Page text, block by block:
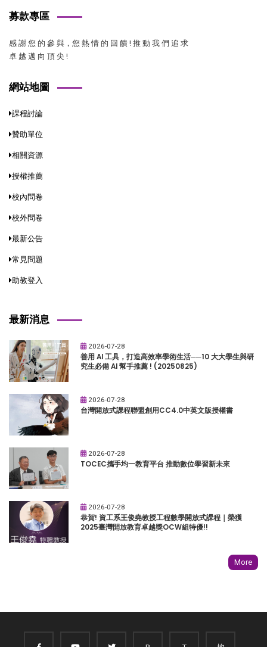
募款專區
感 謝 您 的 參 與，您 熱 情 的 回 饋 ! 推 動 我 們 追 求
卓 越 邁 向 頂 尖 !
網站地圖
課程討論
贊助單位
相關資源
授權推薦
校內問卷
校外問卷
最新公告
常見問題
助教登入
最新消息
2026-07-28
善用 AI 工具，打造高效率學術生活──10 大大學生與研
究生必備 AI 幫手推薦 ! (20250825)
2026-07-28
台灣開放式課程聯盟創用CC4.0中英文版授權書
2026-07-28
TOCEC攜手均一教育平台 推動數位學習新未來
2026-07-28
恭賀! 資工系王俊堯教授工程數學開放式課程｜榮獲
2025臺灣開放教育卓越獎OCW組特優!!
More